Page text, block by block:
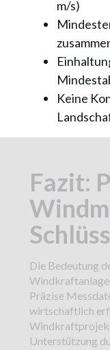
m/s)
Keine
Fazit:
Die Bedeutung
Präzise
wirtschaftlich
Unterstützung